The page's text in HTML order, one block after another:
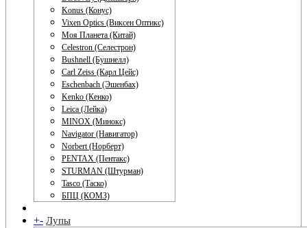
Konus (Конус)
Vixen Optics (Виксен Оптикс)
Моя Планета (Китай)
Celestron (Селестрон)
Bushnell (Бушнелл)
Carl Zeiss (Карл Цейс)
Eschenbach (Эшенбах)
Kenko (Кенко)
Leica (Лейка)
MINOX (Минокс)
Navigator (Навигатор)
Norbert (Норберт)
PENTAX (Пентакс)
STURMAN (Штурман)
Tasco (Таско)
БПЦ (КОМЗ)
+- Лупы